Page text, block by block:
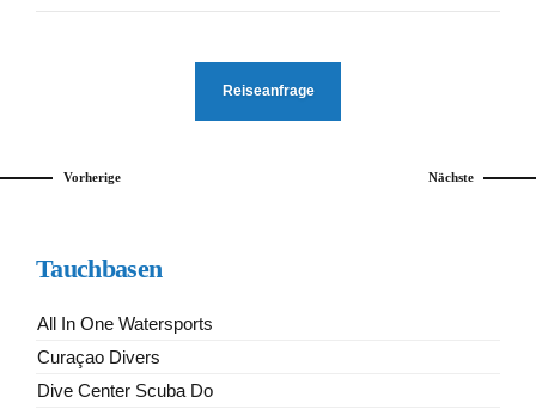
Reiseanfrage
Vorherige Nächste
Tauchbasen
All In One Watersports
Curaçao Divers
Dive Center Scuba Do